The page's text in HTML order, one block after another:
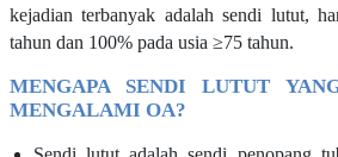
kejadian terbanyak adalah sendi lutut,
tahun dan 100% pada usia ≥75 tahun.
MENGAPA SENDI LUTUT
MENGALAMI OA?